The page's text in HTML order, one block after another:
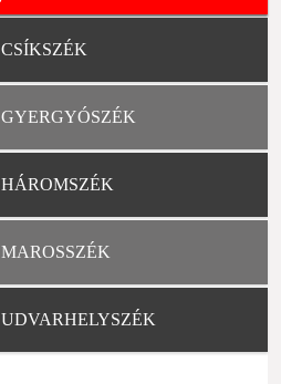
CSÍKSZÉK
GYERGYÓSZÉK
HÁROMSZÉK
MAROSSZÉK
UDVARHELYSZÉK